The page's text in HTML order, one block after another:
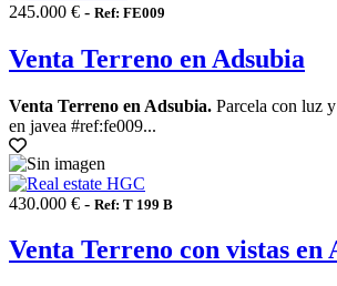
245.000 € - Ref: FE009
Venta Terreno en Adsubia
Venta Terreno en Adsubia. Parcela con luz
en javea #ref:fe009...
430.000 € - Ref: T 199 B
Venta Terreno con vistas en